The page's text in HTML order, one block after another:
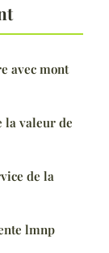
avec mont
la valeur de
de la
lmnp